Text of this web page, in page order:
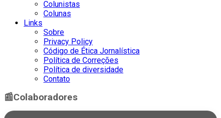
Colunistas
Colunas
Links
Sobre
Privacy Policy
Código de Ética Jornalística
Política de Correções
Política de diversidade
Contato
📰Colaboradores